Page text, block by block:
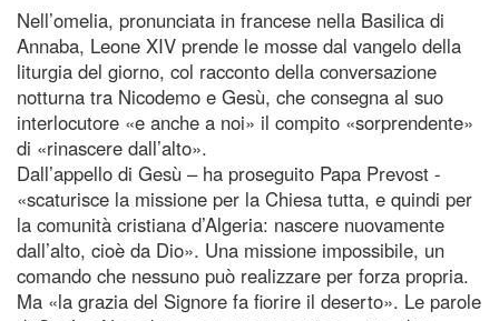
Nell’omelia, pronunciata in francese nella Basilica di
Annaba, Leone XIV prende le mosse dal vangelo della
liturgia del giorno, col racconto della conversazione
notturna tra Nicodemo e Gesù, che consegna al suo
interlocutore «e anche a noi» il compito «sorprendente»
di «rinascere dall’alto».
Dall’appello di Gesù – ha proseguito Papa Prevost -
«scaturisce la missione per la Chiesa tutta, e quindi per
la comunità cristiana d’Algeria: nascere nuovamente
dall’alto, cioè da Dio». Una missione impossibile, un
comando che nessuno può realizzare per forza propria.
Ma «la grazia del Signore fa fiorire il deserto». Le parole